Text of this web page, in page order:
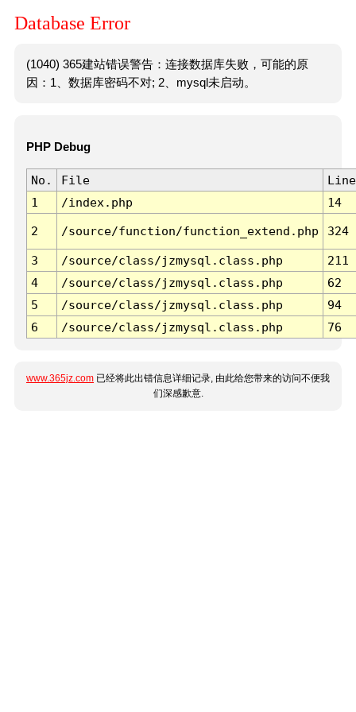
Database Error
(1040) 365建站错误警告：连接数据库失败，可能的原
因：1、数据库密码不对; 2、mysql未启动。
PHP Debug
No. File
Line
1
/index.php 14
2 /source/function/function_extend.php 324
3 /source/class/jzmysql.class.php
211
4
/source/class/jzmysql.class.php
62
5
/source/class/jzmysql.class.php
94
6
/source/class/jzmysql.class.php 76
www.365jz.com 已经将此出错信息详细记录, 由此给您带来的访问不便我
们深感歉意.